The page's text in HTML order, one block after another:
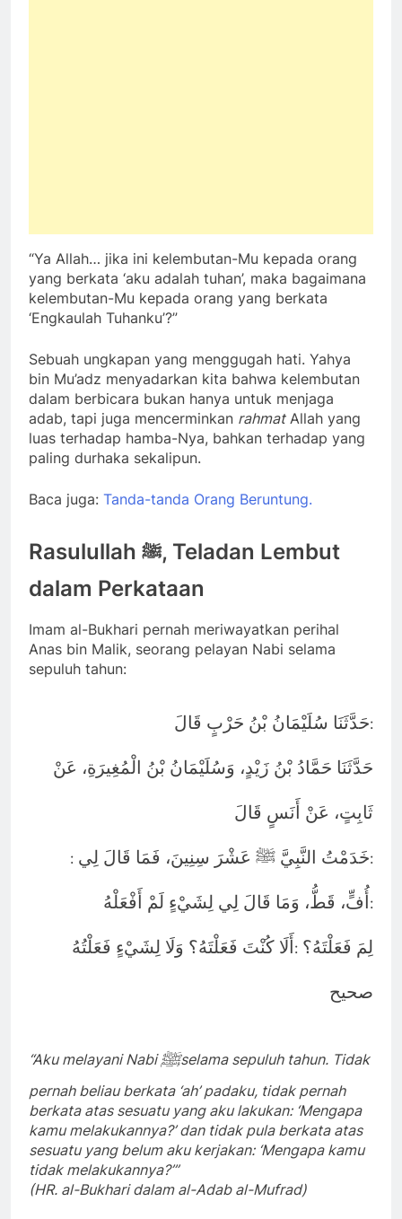
“Ya Allah… jika ini kelembutan-Mu kepada orang
yang berkata ‘aku adalah tuhan’, maka bagaimana
kelembutan-Mu kepada orang yang berkata
‘Engkaulah Tuhanku’?”
Sebuah ungkapan yang menggugah hati. Yahya
bin Mu’adz menyadarkan kita bahwa kelembutan
dalam berbicara bukan hanya untuk menjaga
adab, tapi juga mencerminkan rahmatAllah yang
luas terhadap hamba-Nya, bahkan terhadap yang
paling durhaka sekalipun.
Baca juga: Tanda-tanda Orang Beruntung.
Rasulullah ﷺ, Teladan Lembut
dalam Perkataan
Imam al-Bukhari pernah meriwayatkan perihal
Anas bin Malik, seorang pelayan Nabi selama
sepuluh tahun:
حَدَّثَنَا سُلَيْمَانُ بْنُ حَرْبٍ قَالَ:
حَدَّثَنَا حَمَّادُ بْنُ زَيْدٍ، وَسُلَيْمَانُ بْنُ الْمُغِيرَةِ، عَنْ
ثَابِتٍ، عَنْ أَنَسٍ قَالَ
: خَدَمْتُ النَّبِيَّ ﷺ عَشْرَ سِنِينَ، فَمَا قَالَ لِي:
أُفٍّ، قَطُّ، وَمَا قَالَ لِي لِشَيْءٍ لَمْ أَفْعَلْهُ :
أَلَا كُنْتَ فَعَلْتَهُ؟ وَلَا لِشَيْءٍ فَعَلْتُهُ : لِمَ فَعَلْتَهُ؟
صحيح
“Aku melayani Nabiﷺselama sepuluh tahun. Tidak
pernah beliau berkata ‘ah’ padaku, tidak pernah
berkata atas sesuatu yang aku lakukan: ‘Mengapa
kamu melakukannya?’ dan tidak pula berkata atas
sesuatu yang belum aku kerjakan: ‘Mengapa kamu
tidak melakukannya?’”
(HR. al-Bukhari dalam al-Adab al-Mufrad)